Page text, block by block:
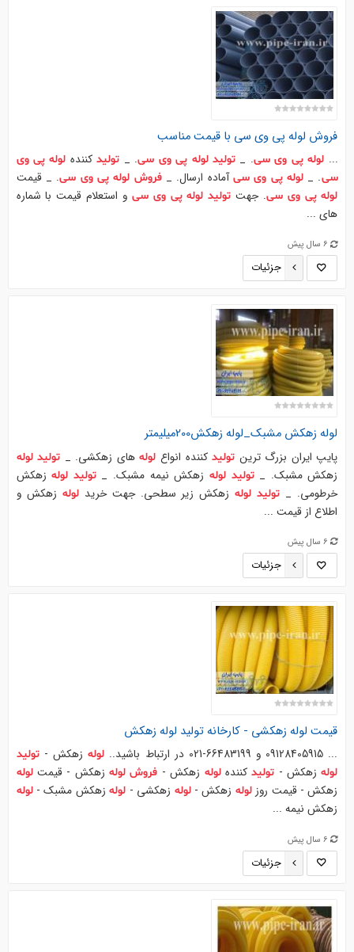
فروش لوله پی وی سی با قیمت مناسب
... لوله پی وی سی. _تولید لوله پی وی سی. _ تولیدکننده لوله پی وی
سی. _لوله پی وی سی آماده ارسال. _فروش لوله پی وی سی. _ قیمت
لوله پی وی سی. جهت تولید لوله پی وی سی و استعلام قیمت با شماره
های ...
6 سال پیش
جزئیات
لولهزهکش مشبک_لوله زهکش200میلیمتر
پایپ ایران بزرگ ترین تولیدکننده انواع لولههای زهکشی. _ تولید لوله
زهکش مشبک. _تولید لوله زهکش نیمه مشبک. _تولید لولهزهکش
خرطومی. _ تولید لولهزهکش زیر سطحی. جهت خریدلوله زهکش و
اطلاع از قیمت ...
6 سال پیش
جزئیات
قیمت لولهزهکشی - کارخانهتولید لولهزهکش
... 09128405915 و 66483199-021 در ارتباط باشید.. لولهزهکش -تولید
لولهزهکش - تولیدکنندهلوله زهکش - فروش لولهزهکش - قیمتلوله
زهکش - قیمت روزلوله زهکش -لوله زهکشی - لولهزهکش مشبک -لوله
زهکش نیمه ...
6 سال پیش
جزئیات